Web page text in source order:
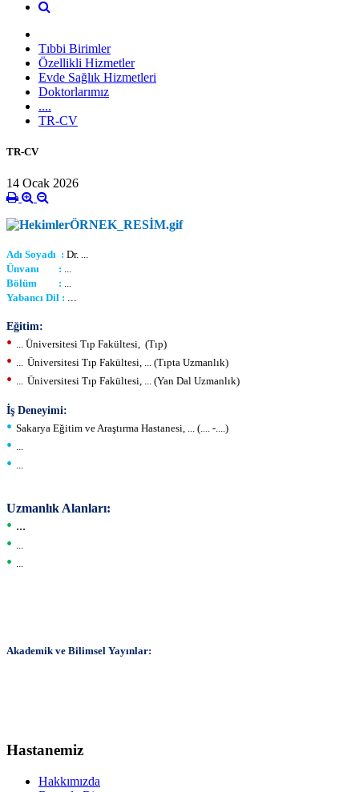
Tıbbi Birimler
Özellikli Hizmetler
Evde Sağlık Hizmetleri
Doktorlarımız
....
TR-CV
TR-CV
14 Ocak 2026
Adı Soyadı : Dr. ...
Ünvanı : ...
Bölüm : ...
Yabancı Dil : ...
Eğitim:
• ... Üniversitesi Tıp Fakültesi, (Tıp)
• ... Üniversitesi Tıp Fakültesi, ... (Tıpta Uzmanlık)
• ... Üniversitesi Tıp Fakültesi, ... (Yan Dal Uzmanlık)
İş Deneyimi:
• Sakarya Eğitim ve Araştırma Hastanesi, ... (.... -....)
• ...
• ...
Uzmanlık Alanları:
• ...
• ...
• ...
Akademik ve Bilimsel Yayınlar:
Hastanemiz
Hakkımızda